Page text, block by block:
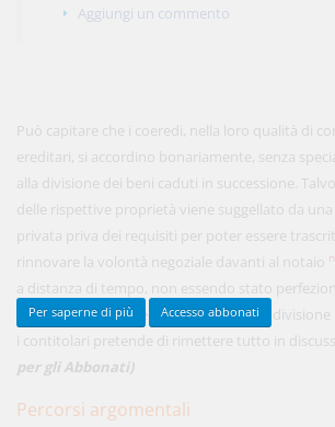
Aggiungi un commento
Può capitare che i coeredi, nella loro qualità di
ereditari, si accordino bonariamente, senza
alla divisione dei beni caduti in successione.
delle rispettive proprietà viene suggellato da
privata priva dei requisiti per poter essere
rinnovare la volontà negoziale davanti al notaio
a distanza di tempo, non essendo stato
idoneo a consacrare definitivamente la
i contitolari pretende di rimettere tutto in
per gli Abbonati)
Percorsi argomentali
48,00 € MENSILI
Acquista ora
Per saperne di più Accesso abbonati